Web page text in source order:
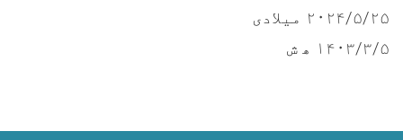
۲۰۲۴/۵/۲۵ ميلادی
۱۴۰۳/۳/۵ ھ ش